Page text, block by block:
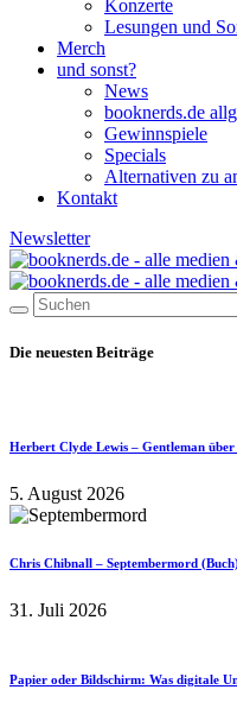
Konzerte
Lesungen und
Merch
und sonst?
News
booknerds.de
Gewinnspiele
Specials
Alternativen zu
Kontakt
Newsletter
Die neuesten Beiträge
Herbert Clyde Lewis – Gentleman
5. August 2026
Chris Chibnall – Septembermord
31. Juli 2026
Papier oder Bildschirm: Was digitale